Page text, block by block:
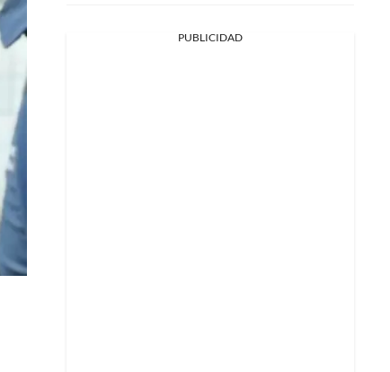
PUBLICIDAD